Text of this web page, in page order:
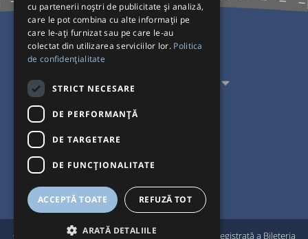
Pentru Călători
Pentru Transportatori
Interacționăm
Acceptăm plăți cu
© Bileteria 2004-2026 | Autogari.RO® este marcă înregistrată a Bileteria
cu partenerii noștri de publicitate și analiză,
care le pot combina cu alte informații pe
care le-ați furnizat sau pe care le-au
colectat din utilizarea serviciilor lor. Politica
de confidențialitate
STRICT NECESARE
DE PERFORMANȚĂ
DE TARGETARE
DE FUNCŢIONALITATE
ACCEPTĂ TOATE REFUZĂ TOT
ARATĂ DETALIILE